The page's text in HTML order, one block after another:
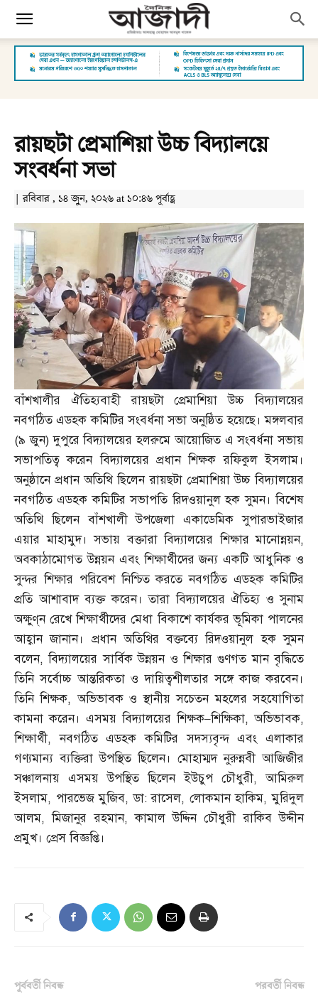
রায়ছটা প্রেমাশিয়া উচ্চ বিদ্যালয়ে
সংবর্ধনা সভা
| রবিবার , ১৪ জুন, ২০২৬ at ১০:৪৬ পূর্বাহ্ণ
বাঁশখালীর ঐতিহ্যবাহী রায়ছটা প্রেমাশিয়া উচ্চ বিদ্যালয়ের
নবগঠিত এডহক কমিটির সংবর্ধনা সভা অনুষ্ঠিত হয়েছে। মঙ্গলবার
(৯ জুন)দুপুরে বিদ্যালয়ের হলরুমে আয়োজিত এ সংবর্ধনা সভায়
সভাপতিত্ব করেন বিদ্যালয়ের প্রধান শিক্ষক রফিকুল ইসলাম।
অনুষ্ঠানে প্রধান অতিথি ছিলেন রায়ছটা প্রেমাশিয়া উচ্চ বিদ্যালয়ের
নবগঠিত এডহক কমিটির সভাপতি রিদওয়ানুল হক সুমন। বিশেষ
অতিথি ছিলেন বাঁশখালী উপজেলা একাডেমিক সুপারভাইজার
এয়ার মাহামুদ। সভায় বক্তারা বিদ্যালয়ের শিক্ষার মানোন্নয়ন,
অবকাঠামোগত উন্নয়ন এবং শিক্ষার্থীদের জন্য একটি আধুনিক ও
সুন্দর শিক্ষার পরিবেশ নিশ্চিত করতে নবগঠিত এডহক কমিটির
প্রতি আশাবাদ ব্যক্ত করেন। তারা বিদ্যালয়ের ঐতিহ্য ও সুনাম
অক্ষুণ্‌ন রেখে শিক্ষার্থীদের মেধা বিকাশে কার্যকর ভূমিকা পালনের
আহ্বান জানান। প্রধান অতিথির বক্তব্যে রিদওয়ানুল হক সুমন
বলেন,বিদ্যালয়ের সার্বিক উন্নয়ন ও শিক্ষার গুণগত মান বৃদ্ধিতে
তিনি সর্বোচ্চ আন্তরিকতা ও দায়িত্বশীলতার সঙ্গে কাজ করবেন।
তিনি শিক্ষক,অভিভাবক ও স্থানীয় সচেতন মহলের সহযোগিতা
কামনা করেন। এসময় বিদ্যালয়ের শিক্ষক–শিক্ষিকা,অভিভাবক,
শিক্ষার্থী,নবগঠিত এডহক কমিটির সদস্যবৃন্দ এবং এলাকার
গণ্যমান্য ব্যক্তিরা উপস্থিত ছিলেন। মোহাম্মদ নুরুন্নবী আজিজীর
সঞ্চালনায় এসময় উপস্থিত ছিলেন ইউচুপ চৌধুরী,আমিরুল
ইসলাম, পারভেজ মুজিব,ডা:রাসেল, লোকমান হাকিম,মুরিদুল
আলম,মিজানুর রহমান,কামাল উদ্দিন চৌধুরী রাকিব উদ্দীন
প্রমুখ। প্রেস বিজ্ঞপ্তি।
পূর্ববর্তী নিবন্ধ
পরবর্তী নিবন্ধ